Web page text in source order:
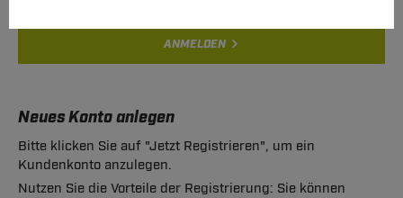
ANMELDEN
Neues Konto anlegen
Bitte klicken Sie auf "Jetzt Registrieren", um ein
Kundenkonto anzulegen.
Nutzen Sie die Vorteile der Registrierung: Sie können